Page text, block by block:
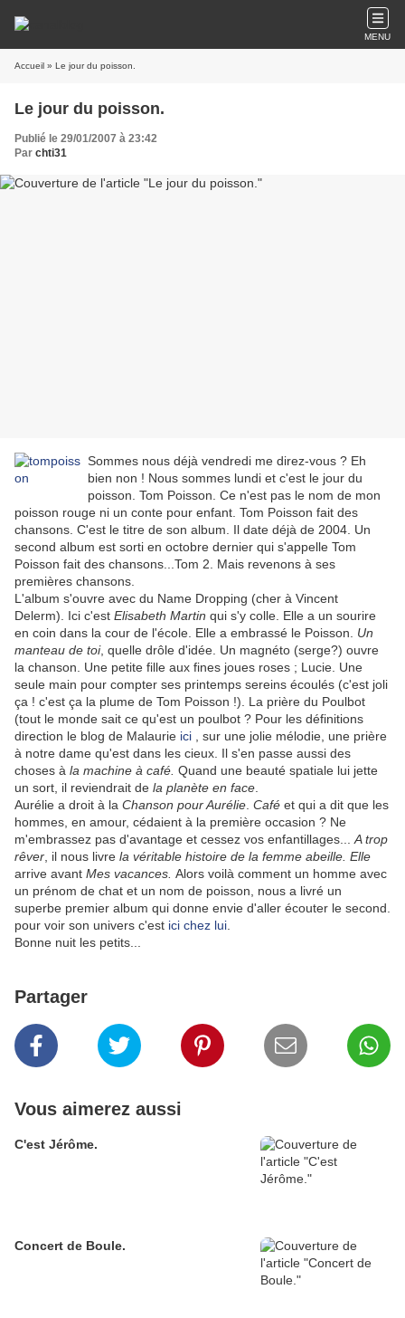
MENU
Accueil » Le jour du poisson.
Le jour du poisson.
Publié le 29/01/2007 à 23:42
Par chti31
Sommes nous déjà vendredi me direz-vous ? Eh
bien non ! Nous sommes lundi et c'est le jour du
poisson. Tom Poisson. Ce n'est pas le nom de mon
poisson rouge ni un conte pour enfant. Tom Poisson fait des
chansons. C'est le titre de son album. Il date déjà de 2004. Un
second album est sorti en octobre dernier qui s'appelle Tom
Poisson fait des chansons...Tom 2. Mais revenons à ses
premières chansons.
L'album s'ouvre avec du Name Dropping (cher à Vincent
Delerm). Ici c'est Elisabeth Martin qui s'y colle. Elle a un sourire
en coin dans la cour de l'école. Elle a embrassé le Poisson. Un
manteau de toi, quelle drôle d'idée. Un magnéto (serge?) ouvre
la chanson. Une petite fille aux fines joues roses ; Lucie. Une
seule main pour compter ses printemps sereins écoulés (c'est joli
ça ! c'est ça la plume de Tom Poisson !). La prière du Poulbot
(tout le monde sait ce qu'est un poulbot ? Pour les définitions
direction le blog de Malaurie ici
, sur une jolie mélodie, une prière
à notre dame qu'est dans les cieux. Il s'en passe aussi des
choses à la machine à café. Quand une beauté spatiale lui jette
un sort, il reviendrait de la planète en face
Aurélie a droit à la Chanson pour Aurélie Café et qui a dit que les
hommes, en amour, cédaient à la première occasion ? Ne
m'embrassez pas d'avantage et cessez vos enfantillages... A trop
rêver , il nous livre la véritable histoire de la femme abeille. Elle
arrive avant Mes vacances. Alors voilà comment un homme avec
un prénom de chat et un nom de poisson, nous a livré un
superbe premier album qui donne envie d'aller écouter le second.
pour voir son univers c'est ici chez lui
Bonne nuit les petits...
Partager
Vous aimerez aussi
C'est Jérôme.
Concert de Boule.